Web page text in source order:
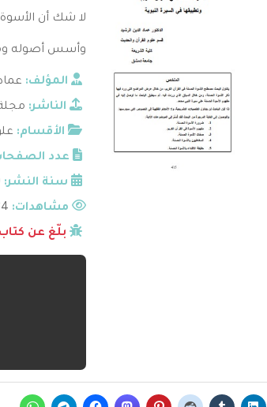
لا شك أن
وأسس أصوله
المؤلف:
الناشر:
الأقسام:
عدد
سنة النشر:
مشاهدات:
بلّغ عن كتاب